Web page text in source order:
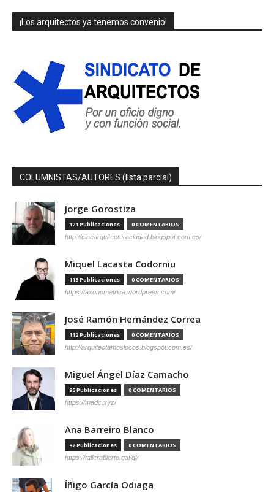
¡Los arquitectos ya tenemos convenio!
COLUMNISTAS/AUTORES (lista parcial)
Jorge Gorostiza
121 Publicaciones 0 COMENTARIOS
http://cinearquitecturaciudad.blogspot.com.es/
Miquel Lacasta Codorniu
113 Publicaciones 0 COMENTARIOS
https://axonometrica.wordpress.com/
José Ramón Hernández Correa
112 Publicaciones 0 COMENTARIOS
http://arquitectamoslocos.blogspot.com.es/
Miguel Ángel Díaz Camacho
95 Publicaciones 0 COMENTARIOS
https://madc.xyz/
Ana Barreiro Blanco
92 Publicaciones 0 COMENTARIOS
https://tallerabierto.gal/gl/
Íñigo García Odiaga